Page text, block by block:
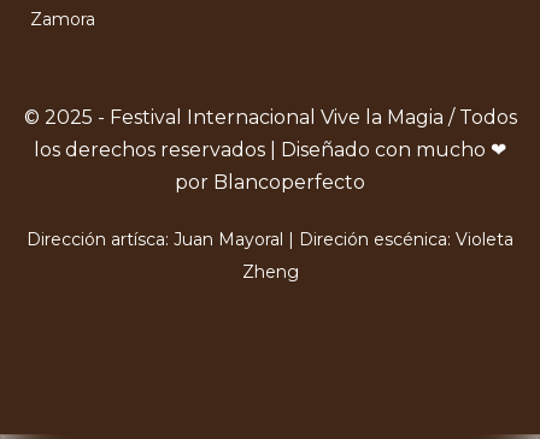
Zamora
© 2025 - Festival Internacional Vive la Magia / Todos
los derechos reservados | Diseñado con mucho ❤
por Blancoperfecto
Dirección artísca: Juan Mayoral | Direción escénica: Violeta
Zheng